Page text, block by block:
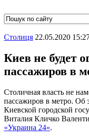
Столиця 22.05.2020
Киев не будет
пассажиров в
Столичная власть не
пассажиров в метро. Об
Киевской городской
Виталия Кличко
«Украина 24».